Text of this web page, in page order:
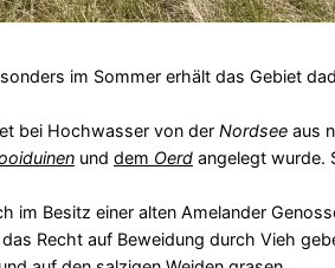
im Sommer erhält das Gebiet
bei Hochwasser von der Nordseeaus
und dem Oerdangelegt wurde.
im Besitz einer alten Amelander
Recht auf Beweidung durch Vieh